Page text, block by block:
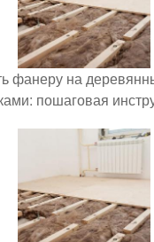
фанеру на
пошаговая